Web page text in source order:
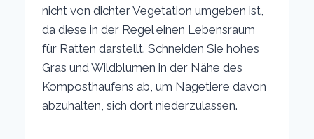
nicht von dichter Vegetation umgeben ist,
da diese in der Regel einen Lebensraum
für Ratten darstellt. Schneiden Sie hohes
Gras und Wildblumen in der Nähe des
Komposthaufens ab, um Nagetiere davon
abzuhalten, sich dort niederzulassen.